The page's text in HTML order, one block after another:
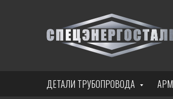
ДЕТАЛИ ТРУБОПРОВОДА